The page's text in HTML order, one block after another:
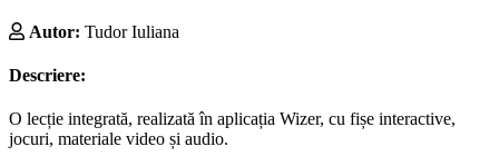
Autor: Tudor Iuliana
Descriere:
O lecție integrată, realizată în aplicația Wizer, cu fișe interactive,
jocuri, materiale video și audio.